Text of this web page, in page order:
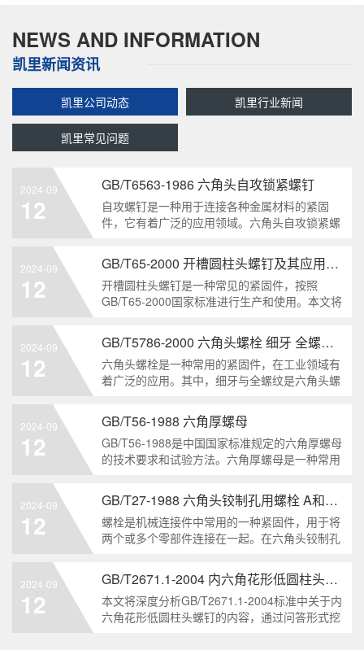
NEWS AND INFORMATION
凯里新闻资讯
凯里公司动态 凯里行业新闻
凯里常见问题
2024-09
12
GB/T6563-1986 六角头自攻锁紧螺钉
自攻螺钉是一种用于连接各种金属材料的紧固
件，它有着广泛的应用领域。六角头自攻锁紧螺
标准。本文将深度分析这种螺钉的特点、应用以
及制造要求等相关知识点，为读者提供全面的了
解。1. 六角头自
2024-09
12
GB/T65-2000 开槽圆柱头螺钉及其应用领域
开槽圆柱头螺钉是一种常见的紧固件，按照
GB/T65-2000国家标准进行生产和使用。本文将
领域，帮助读者更好地了解和应用该种螺钉。什
么是GB/T65-2000 开槽圆柱头螺钉？GB/T65-
200
2024-09
12
GB/T5786-2000 六角头螺栓 细牙 全螺纹——工业重要性和特点
六角头螺栓是一种常用的紧固件，在工业领域有
着广泛的应用。其中，细牙与全螺纹是六角头螺
两个方面，对GB/T5786-2000标准下的六角头螺
栓 细牙 全螺纹进行深度分析和知识挖掘。什么
是GB/T57
2024-09
12
GB/T56-1988 六角厚螺母
GB/T56-1988是中国国家标准规定的六角厚螺母
的技术要求和试验方法。六角厚螺母是一种常用
用于需要更大的力矩和耐久性的紧固装配。六角
厚螺母的材料和制造工艺六角厚螺母通常由低碳
钢、中碳钢或合金钢
2024-09
12
GB/T27-1988 六角头铰制孔用螺栓 A和B级
螺栓是机械连接件中常用的一种紧固件，用于将
两个或多个零部件连接在一起。在六角头铰制孔
级和B级两种。下面我们来分析一下这两种级别
的螺栓有哪些区别。1. A级和B级的定义和标准
有什么不同?A级和B级是
2024-09
12
GB/T2671.1-2004 内六角花形低圆柱头螺钉
本文将深度分析GB/T2671.1-2004标准中关于内
六角花形低圆柱头螺钉的内容，通过问答形式挖